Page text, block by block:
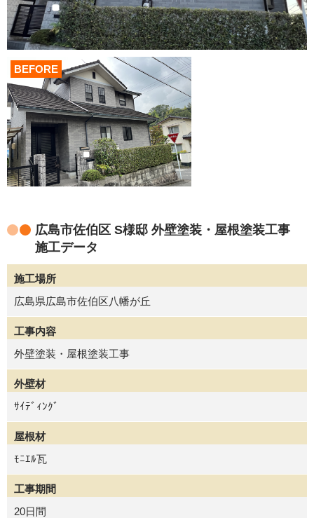
BEFORE
広島市佐伯区 S様邸 外壁塗装・屋根塗装工事
施工データ
施工場所
広島県広島市佐伯区八幡が丘
工事内容
外壁塗装・屋根塗装工事
外壁材
ｻｲﾃﾞｨﾝｸﾞ
屋根材
ﾓﾆｴﾙ瓦
工事期間
20日間